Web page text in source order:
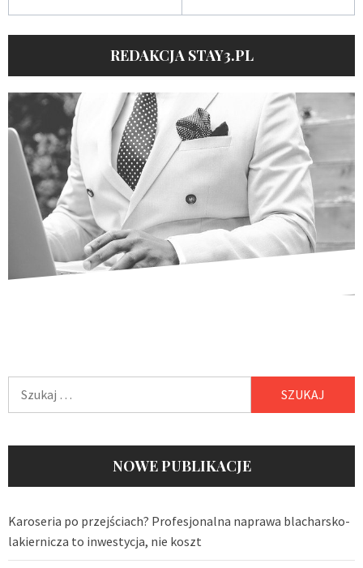
REDAKCJA STAY3.PL
NOWE PUBLIKACJE
Karoseria po przejściach? Profesjonalna naprawa blacharsko-
lakiernicza to inwestycja, nie koszt